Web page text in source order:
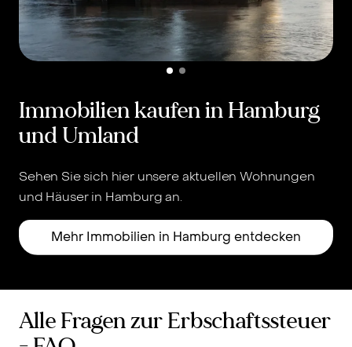
Immobilien kaufen in Hamburg
und Umland
Sehen Sie sich hier unsere aktuellen Wohnungen
und Häuser in Hamburg an.
Mehr Immobilien in Hamburg entdecken
Alle Fragen zur Erbschaftssteuer